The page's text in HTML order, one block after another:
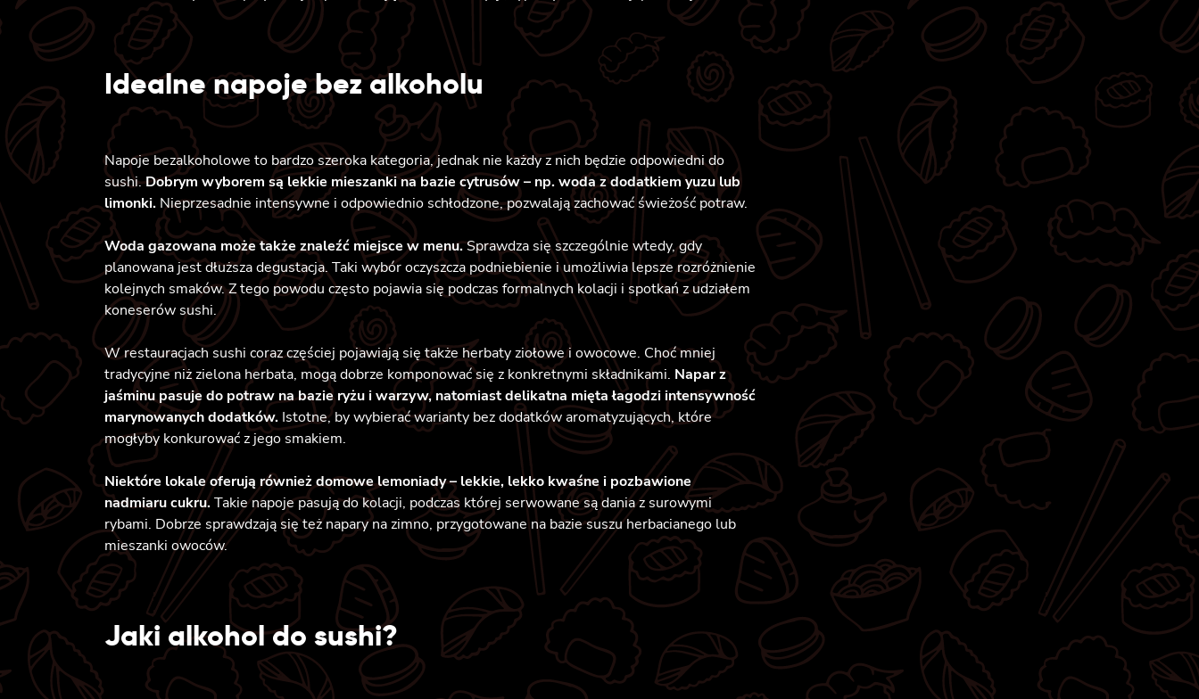
Idealne napoje bez alkoholu
Napoje bezalkoholowe to bardzo szeroka kategoria, jednak nie każdy z nich będzie odpowiedni do
sushi.Dobrym wyborem są lekkie mieszanki na bazie cytrusów – np. woda z dodatkiem yuzu lub
limonki. Nieprzesadnie intensywne i odpowiednio schłodzone, pozwalają zachować świeżość potraw.
Woda gazowana może także znaleźć miejsce w menu.Sprawdza się szczególnie wtedy, gdy
planowana jest dłuższa degustacja. Taki wybór oczyszcza podniebienie i umożliwia lepsze rozróżnienie
kolejnych smaków. Z tego powodu często pojawia się podczas formalnych kolacji i spotkań z udziałem
koneserów sushi.
W restauracjach sushi coraz częściej pojawiają się także herbaty ziołowe i owocowe. Choć mniej
tradycyjne niż zielona herbata, mogą dobrze komponować się z konkretnymi składnikami. Napar z
jaśminu pasuje do potraw na bazie ryżu i warzyw, natomiast delikatna mięta łagodzi intensywność
marynowanych dodatków. Istotne, by wybierać warianty bez dodatków aromatyzujących, które
mogłyby konkurować z jego smakiem.
Niektóre lokale oferują również domowe lemoniady – lekkie, lekko kwaśne i pozbawione
nadmiaru cukru.Takie napoje pasują do kolacji, podczas której serwowane są dania z surowymi
rybami. Dobrze sprawdzają się też napary na zimno, przygotowane na bazie suszu herbacianego lub
mieszanki owoców.
Jaki alkohol do sushi?